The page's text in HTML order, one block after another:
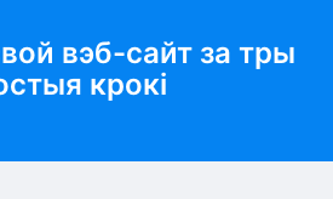
вэб-сайт за тры
крокі